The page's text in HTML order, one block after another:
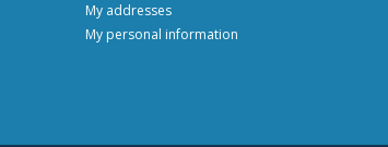
My addresses
My personal information